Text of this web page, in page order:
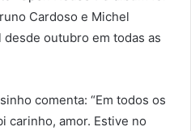
Cardoso e Michel
outubro em todas as
comenta: “Em todos os
carinho, amor. Estive no